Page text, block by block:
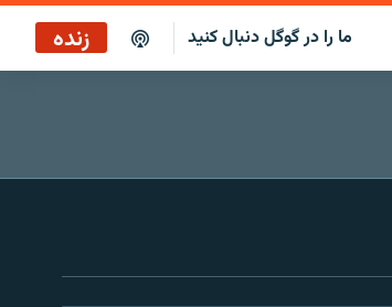
ما را در گوگل دنبال کنید زنده